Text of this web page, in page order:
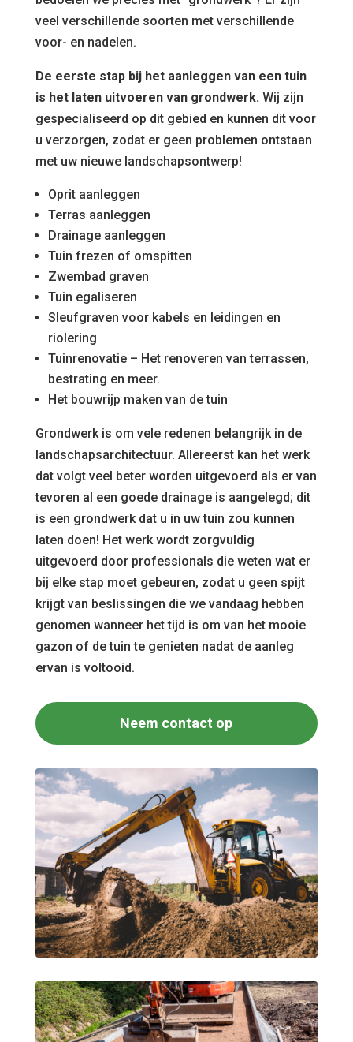
veel verschillende soorten met verschillende
voor- en nadelen.
De eerste stap bij het aanleggen van een tuin
is het laten uitvoeren van grondwerk.Wij zijn
gespecialiseerd op dit gebied en kunnen dit voor
u verzorgen, zodat er geen problemen ontstaan
met uw nieuwe landschapsontwerp!
Oprit aanleggen
Terras aanleggen
Drainage aanleggen
Tuin frezen of omspitten
Zwembad graven
Tuin egaliseren
Sleufgraven voor kabels en leidingen en
riolering
Tuinrenovatie – Het renoveren van terrassen,
bestrating en meer.
Het bouwrijp maken van de tuin
Grondwerk is om vele redenen belangrijk in de
landschapsarchitectuur. Allereerst kan het werk
dat volgt veel beter worden uitgevoerd als er van
tevoren al een goede drainage is aangelegd; dit
is een grondwerk dat u in uw tuin zou kunnen
laten doen! Het werk wordt zorgvuldig
uitgevoerd door professionals die weten wat er
bij elke stap moet gebeuren, zodat u geen spijt
krijgt van beslissingen die we vandaag hebben
genomen wanneer het tijd is om van het mooie
gazon of de tuin te genieten nadat de aanleg
ervan is voltooid.
Neem contact op